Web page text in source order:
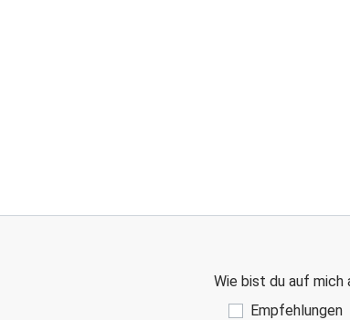
Wie bist du auf mich
Empfehlungen